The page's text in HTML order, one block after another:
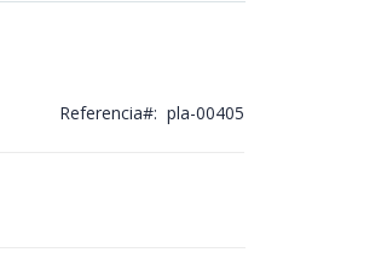
Referencia pla-00405